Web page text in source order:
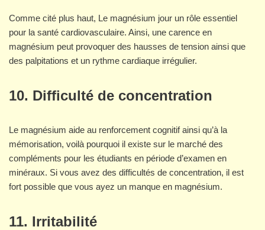
Comme cité plus haut, Le magnésium jour un rôle essentiel
pour la santé cardiovasculaire. Ainsi, une carence en
magnésium peut provoquer des hausses de tension ainsi que
des palpitations et un rythme cardiaque irrégulier.
10. Difficulté de concentration
Le magnésium aide au renforcement cognitif ainsi qu’à la
mémorisation, voilà pourquoi il existe sur le marché des
compléments pour les étudiants en période d’examen en
minéraux. Si vous avez des difficultés de concentration, il est
fort possible que vous ayez un manque en magnésium.
11. Irritabilité